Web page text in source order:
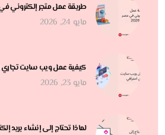
طريقة عمل متجر إلكتروني في
مايو 24, 2026
كيفية عمل ويب سايت تجاري
مايو 23, 2026
لماذا تحتاج إلى إنشاء بريد